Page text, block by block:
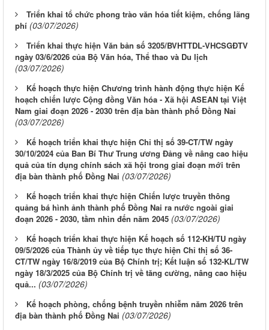
Triển khai tổ chức phong trào văn hóa tiết kiệm, chống lãng
phí (03/07/2026)
Triển khai thực hiện Văn bản số 3205/BVHTTDL-VHCSGĐTV
ngày 03/6/2026 của Bộ Văn hóa, Thể thao và Du lịch
(03/07/2026)
Kế hoạch thực hiện Chương trình hành động thực hiện Kế
hoạch chiến lược Cộng đồng Văn hóa - Xã hội ASEAN tại Việt
Nam giai đoạn 2026 - 2030 trên địa bàn thành phố Đồng Nai
(03/07/2026)
Kế hoạch triển khai thực hiện Chỉ thị số 39-CT/TW ngày
30/10/2024 của Ban Bí Thư Trung ương Đảng về nâng cao hiệu
quả của tín dụng chính sách xã hội trong giai đoạn mới trên
địa bàn thành phố Đồng Nai (03/07/2026)
Kế hoạch triển khai thực hiện Chiến lược truyền thông
quảng bá hình ảnh thành phố Đồng Nai ra nước ngoài giai
đoạn 2026 - 2030, tầm nhìn đến năm 2045 (03/07/2026)
Kế hoạch triển khai thực hiện Kế hoạch số 112-KH/TU ngày
09/5/2026 của Thành ủy về tiếp tục thực hiện Chỉ thị số 36-
CT/TW ngày 16/8/2019 của Bộ Chính trị; Kết luận số 132-KL/TW
ngày 18/3/2025 của Bộ Chính trị về tăng cường, nâng cao hiệu
quả... (03/07/2026)
Kế hoạch phòng, chống bệnh truyền nhiễm năm 2026 trên
địa bàn thành phố Đồng Nai (03/07/2026)